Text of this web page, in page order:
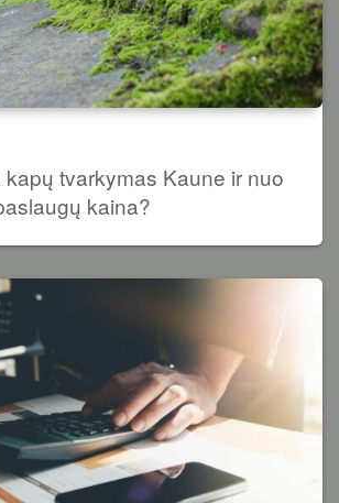
tvarkymas Kaune ir nuo
kaina?